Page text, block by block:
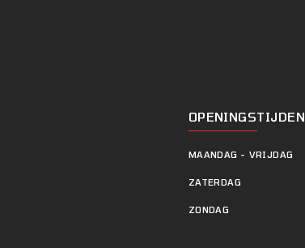
OPENINGSTIJDEN
MAANDAG - VRIJDAG
ZATERDAG
ZONDAG